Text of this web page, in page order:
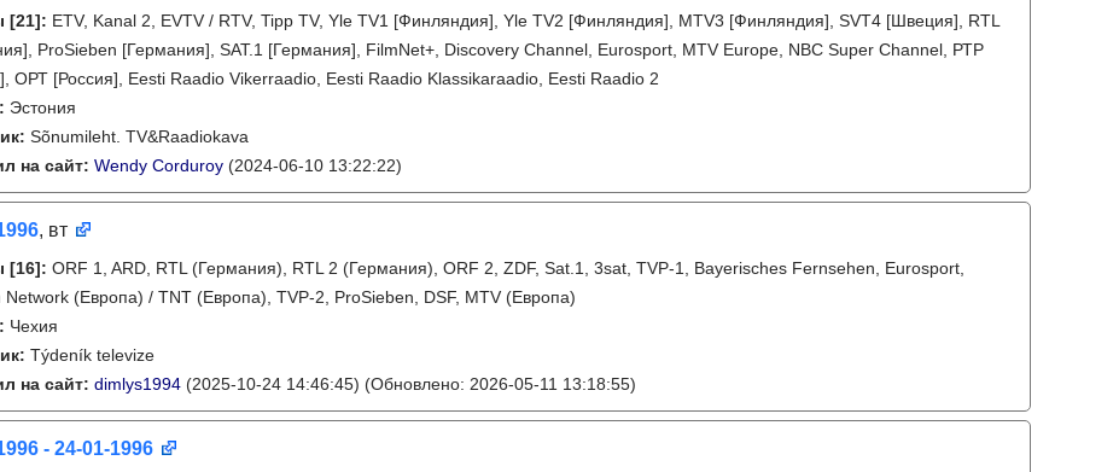
[21]: ETV, Kanal 2, EVTV / RTV, Tipp TV, Yle TV1 [Финляндия], Yle TV2 [Финляндия], MTV3 [Финляндия], SVT4 [Швеция], RTL
ProSieben [Германия], SAT.1 [Германия], FilmNet+, Discovery Channel, Eurosport, MTV Europe, NBC Super Channel, РТР
ОРТ [Россия], Eesti Raadio Vikerraadio, Eesti Raadio Klassikaraadio, Eesti Raadio 2
Эстония
Sõnumileht. TV&Raadiokava
на сайт: Wendy Corduroy (2024-06-10 13:22:22)
, вт
[16]: ORF 1, ARD, RTL (Германия), RTL 2 (Германия), ORF 2, ZDF, Sat.1, 3sat, TVP-1, Bayerisches Fernsehen, Eurosport,
Network (Европа) / TNT (Европа), TVP-2, ProSieben, DSF, MTV (Европа)
Чехия
Týdeník televize
на сайт: dimlys1994 (2025-10-24 14:46:45) (Обновлено: 2026-05-11 13:18:55)
- 24-01-1996